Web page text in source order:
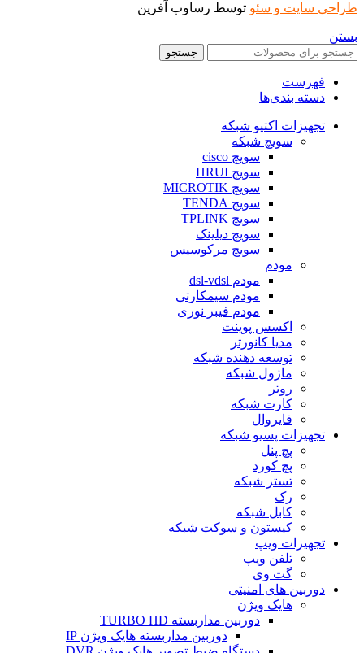
طراحی سایت و سئو توسط رساوب آفرین
بستن
جستجو
فهرست
دسته بندی‌ها
تجهیزات اکتیو شبکه
سویچ شبکه
سویچ cisco
سویچ HRUI
سویچ MICROTIK
سویچ TENDA
سویچ TPLINK
سویچ دیلینک
سویچ مرکوسیس
مودم
مودم dsl-vdsl
مودم سیمکارتی
مودم فیبر نوری
اکسس پوینت
مدیا کانورتر
توسعه دهنده شبکه
ماژول شبکه
روتر
کارت شبکه
فایروال
تجهیزات پسیو شبکه
پچ پنل
پچ کورد
تستر شبکه
رک
کابل شبکه
کیستون و سوکت شبکه
تجهیزات ویپ
تلفن ویپ
گت وی
دوربین های امنیتی
هایک ویژن
دوربین مداربسته TURBO HD
دوربین مداربسته هایک ویژن IP